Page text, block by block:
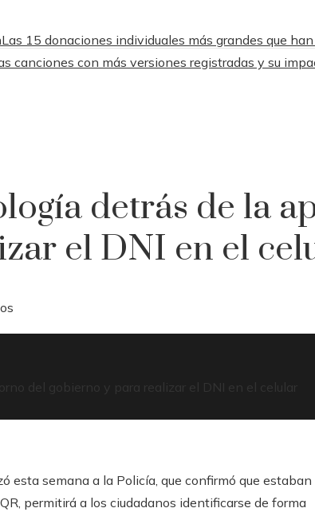
Las 15 donaciones individuales más grandes que
canciones con más versiones registradas y su
detrás de la
el DNI en el
del gobierno y para realizar el DNI en el celular
esta semana a la Policía, que confirmó que estaban
permitirá a los ciudadanos identificarse de forma